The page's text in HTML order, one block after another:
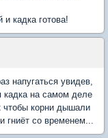
кадка готова!
напугаться увидев,
кадка на самом деле
чтобы корни дышали
гниёт со временем...